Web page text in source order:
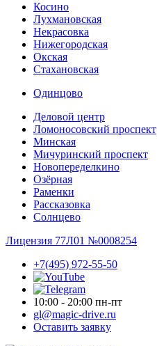
Косино
Лухмановская
Некрасовка
Нижегородская
Окская
Стахановская
Одинцово
Деловой центр
Ломоносовский проспект
Минская
Мичуринский проспект
Новопере­делкино
Озёрная
Раменки
Рассказовка
Солнцево
Лицензия 77Л01 №0008254
+7(495) 972-55-50
10:00 - 20:00 пн-пт
gl@magic-drive.ru
Оставить заявку